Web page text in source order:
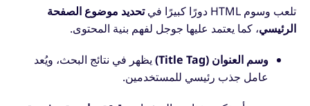
تلعب وسوم HTML دورًا كبيرًا في
تحديد موضوع الصفحة
الرئيسي، كما يعتمد عليها جوجل لفهم بنية المحتوى.
وسم العنوان (Title Tag)
يظهر في نتائج البحث، ويُعد
عامل جذب رئيسي للمستخدمين.